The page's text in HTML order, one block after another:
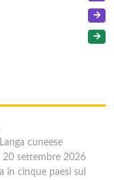
cuneese
20 settembre 2026
in cinque paesi sul